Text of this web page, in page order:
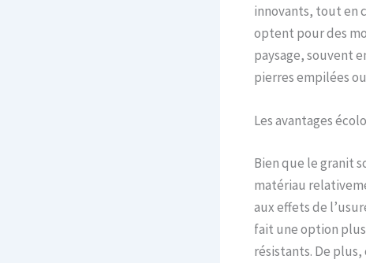
innovants, tout en
optent pour des
paysage, souvent
pierres empilées
Les avantages
Bien que le granit
matériau
aux effets de
fait une option plus
résistants. De